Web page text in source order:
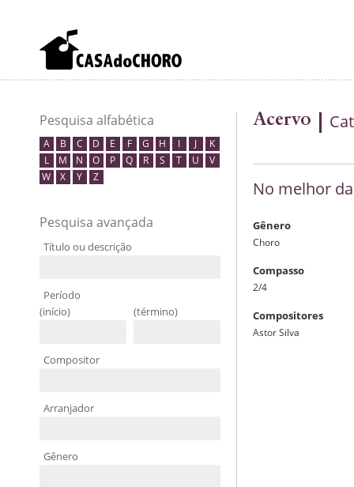
Pesquisa alfabética
A B C D E F G H I J
K
L
M N O P Q R S T U
V
W
X Y Z
Pesquisa avançada
Título ou descrição
Período
(início)
(término)
Compositor
Arranjador
Gênero
Acervo
No melhor
Gênero
Choro
Compasso
2/4
Compositores
Astor Silva